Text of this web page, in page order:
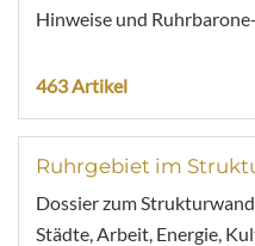
Hinweise und
463 Artikel
Ruhrgebiet im
Dossier zum
Städte, Arbeit, Energie,